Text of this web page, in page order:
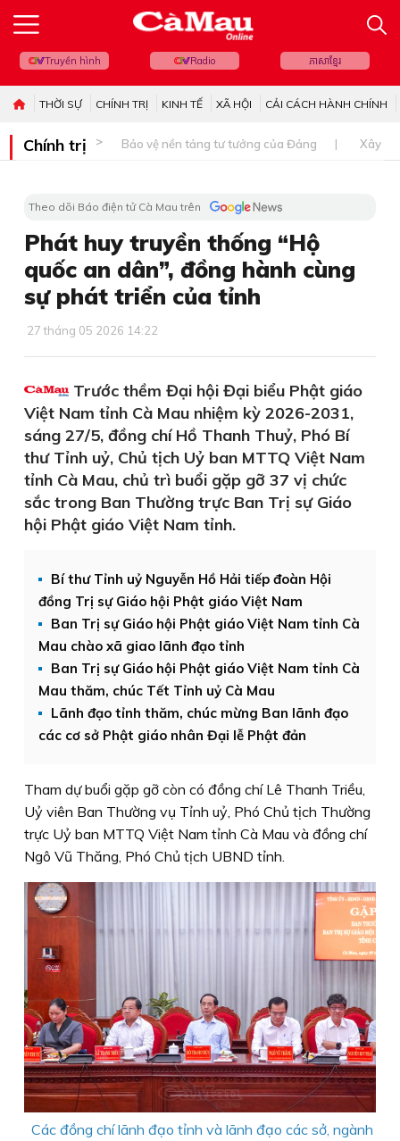
Truyền hình Radio ភាសាខ្មែរ
THỜI SỰ CHÍNH TRỊ KINH TẾ XÃ HỘI CẢI CÁCH HÀNH CHÍNH
Chính trị Bảo vệ nền tảng tư tưởng của Đảng Xây
Theo dõi Báo điện tử Cà Mau trên
Phát huy truyền thống “Hộ
quốc an dân”, đồng hành cùng
sự phát triển của tỉnh
27 tháng 05 2026 14:22
Trước thềm Đại hội Đại biểu Phật giáo
Việt Nam tỉnh Cà Mau nhiệm kỳ 2026-2031,
sáng 27/5, đồng chí Hồ Thanh Thuỷ, Phó Bí
thư Tỉnh uỷ, Chủ tịch Uỷ ban MTTQ Việt Nam
tỉnh Cà Mau, chủ trì buổi gặp gỡ 37 vị chức
sắc trong Ban Thường trực Ban Trị sự Giáo
hội Phật giáo Việt Nam tỉnh.
Bí thư Tỉnh uỷ Nguyễn Hồ Hải tiếp đoàn Hội
đồng Trị sự Giáo hội Phật giáo Việt Nam
Ban Trị sự Giáo hội Phật giáo Việt Nam tỉnh Cà
Mau chào xã giao lãnh đạo tỉnh
Ban Trị sự Giáo hội Phật giáo Việt Nam tỉnh Cà
Mau thăm, chúc Tết Tỉnh uỷ Cà Mau
Lãnh đạo tỉnh thăm, chúc mừng Ban lãnh đạo
các cơ sở Phật giáo nhân Đại lễ Phật đản
Tham dự buổi gặp gỡ còn có đồng chí Lê Thanh Triều,
Uỷ viên Ban Thường vụ Tỉnh uỷ, Phó Chủ tịch Thường
trực Uỷ ban MTTQ Việt Nam tỉnh Cà Mau và đồng chí
Ngô Vũ Thăng, Phó Chủ tịch UBND tỉnh.
Các đồng chí lãnh đạo tỉnh và lãnh đạo các sở, ngành